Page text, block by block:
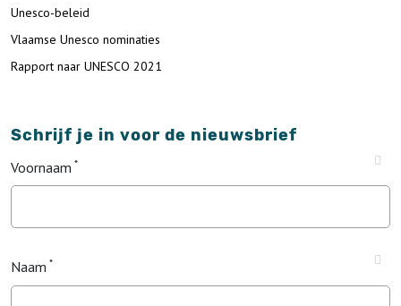
Unesco-beleid
Vlaamse Unesco nominaties
Rapport naar UNESCO 2021
Schrijf je in voor de nieuwsbrief
Voornaam
Naam